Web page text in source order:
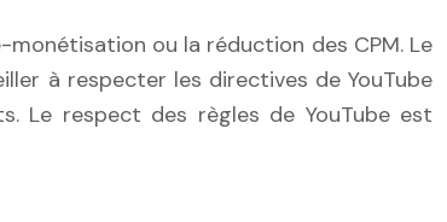
ou la réduction des CPM. Le
à respecter les directives de YouTube
Le respect des règles de YouTube est